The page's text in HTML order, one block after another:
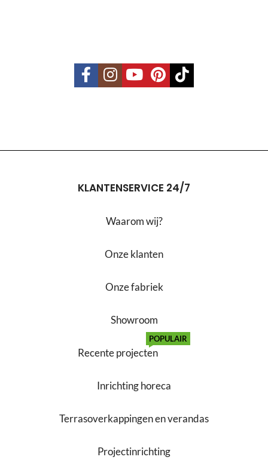
KLANTENSERVICE 24/7
Waarom wij?
Onze klanten
Onze fabriek
Showroom
Recente projecten
POPULAIR
Inrichting horeca
Terrasoverkappingen en verandas
Projectinrichting